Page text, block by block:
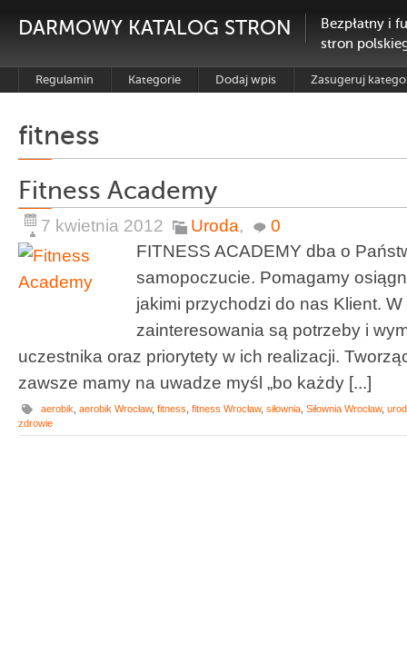
DARMOWY KATALOG STRON
Bezpłatny i
stron
Regulamin Kategorie Dodaj wpis Zasugeruj
fitness
Fitness Academy
7 kwietnia 2012 Uroda,
0
FITNESS ACADEMY dba o
samopoczucie. Pomagamy
jakimi przychodzi do nas Klient.
zainteresowania są potrzeby i
uczestnika oraz priorytety w ich realizacji.
zawsze mamy na uwadze myśl „bo każdy [...]
aerobik aerobik Wrocław, fitness fitness Wrocław, siłownia Siłownia Wrocław,
zdrowie